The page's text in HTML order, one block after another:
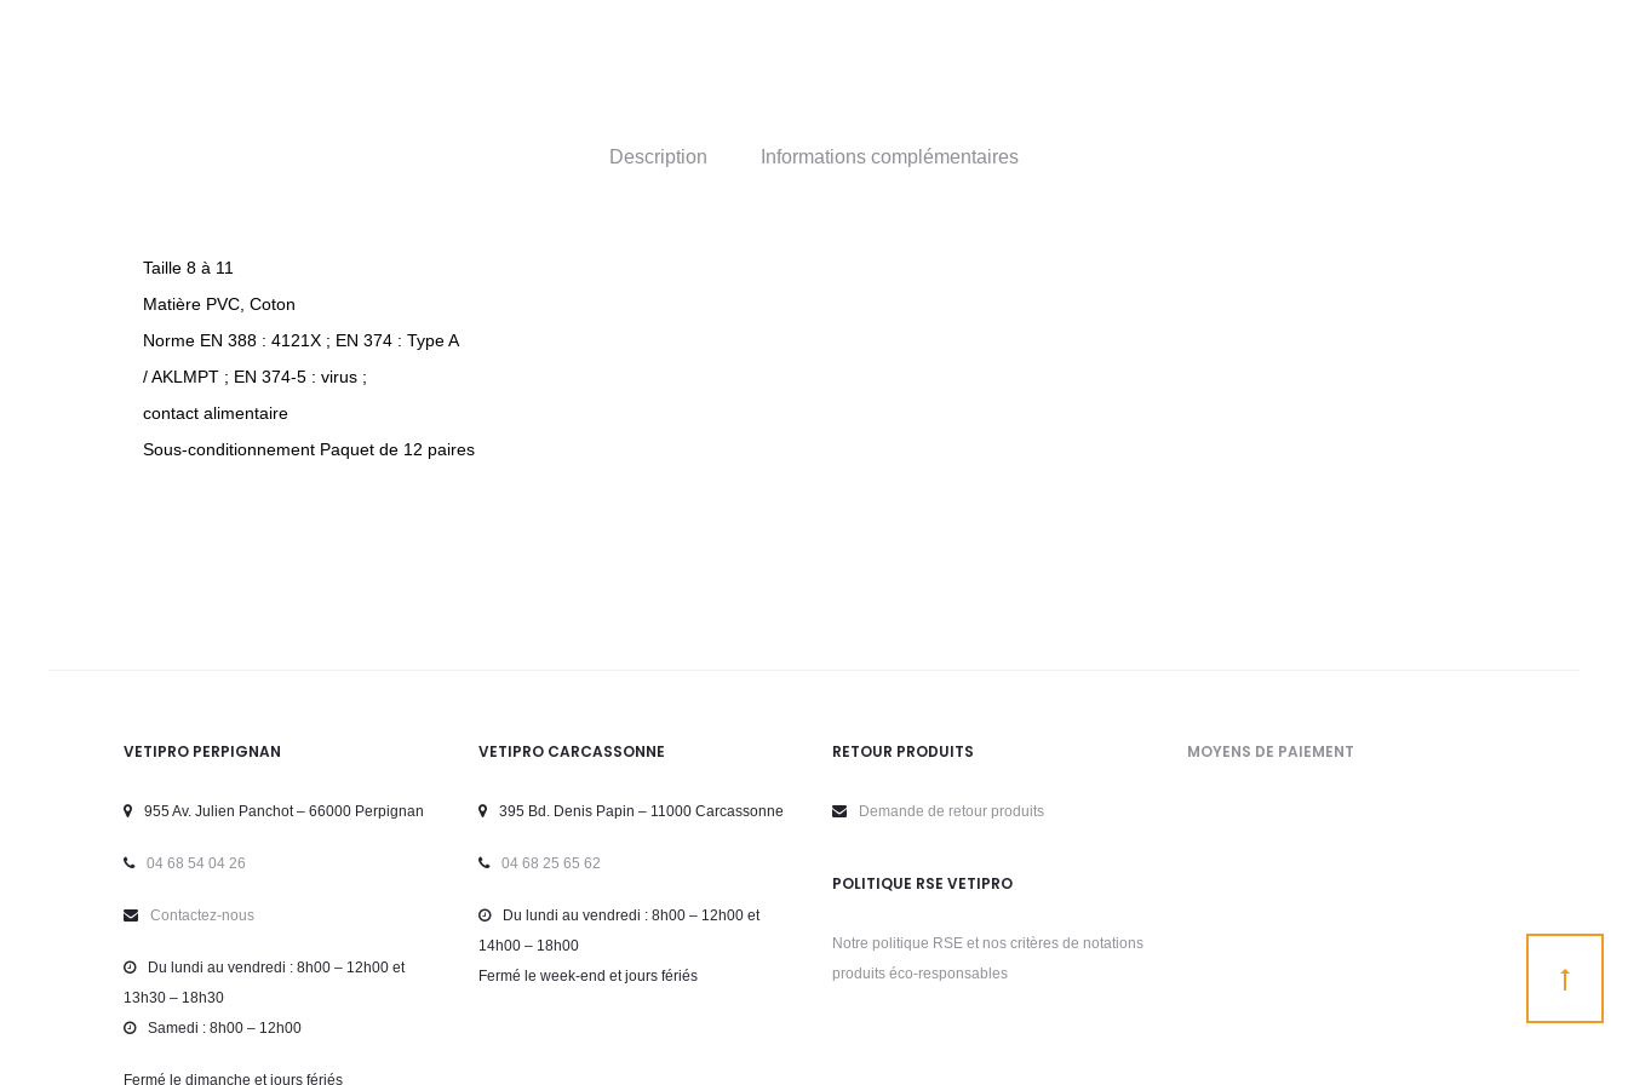
Description Informations complémentaires
Taille 8 à 11
Matière PVC, Coton
Norme EN 388 : 4121X ; EN 374 : Type A
/ AKLMPT ; EN 374-5 : virus ;
contact alimentaire
Sous-conditionnement Paquet de 12 paires
VETIPRO PERPIGNAN
955 Av. Julien Panchot – 66000 Perpignan
04 68 54 04 26
Contactez-nous
Du lundi au vendredi : 8h00 – 12h00 et
13h30 – 18h30
Samedi : 8h00 – 12h00
Fermé le dimanche et jours fériés
VETIPRO CARCASSONNE
395 Bd. Denis Papin – 11000 Carcassonne
04 68 25 65 62
Du lundi au vendredi : 8h00 – 12h00 et
14h00 – 18h00
Fermé le week-end et jours fériés
RETOUR PRODUITS
Demande de retour produits
POLITIQUE RSE VETIPRO
Notre politique RSE et nos critères de notations
produits éco-responsables
MOYENS DE PAIEMENT